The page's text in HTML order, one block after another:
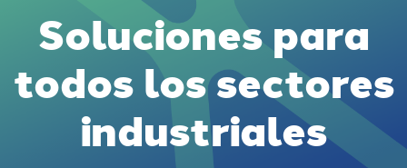
Soluciones para
todos los sectores
industriales